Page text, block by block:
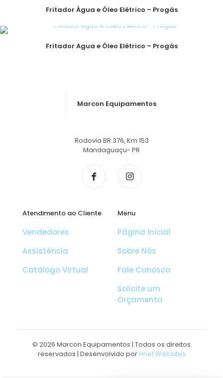
Fritador Água e Óleo Elétrico – Progás
Fritador Agua e Óleo Elétrico – Progás
Marcon Equipamentos
Rodovia BR 376, Km 153
Mandaguaçu- PR
Atendimento ao Cliente
Vendedores
Assistência
Catálogo Virtual
Menu
Página Inicial
Sobre Nós
Fale Conosco
Solicite um
Orçamento
© 2026 Marcon Equipamentos | Todos os direitos
reservados | Desenvolvido por Hnet Websites